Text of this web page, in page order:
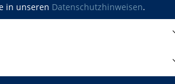
in unseren Datenschutzhinweisen.
NACH OBEN